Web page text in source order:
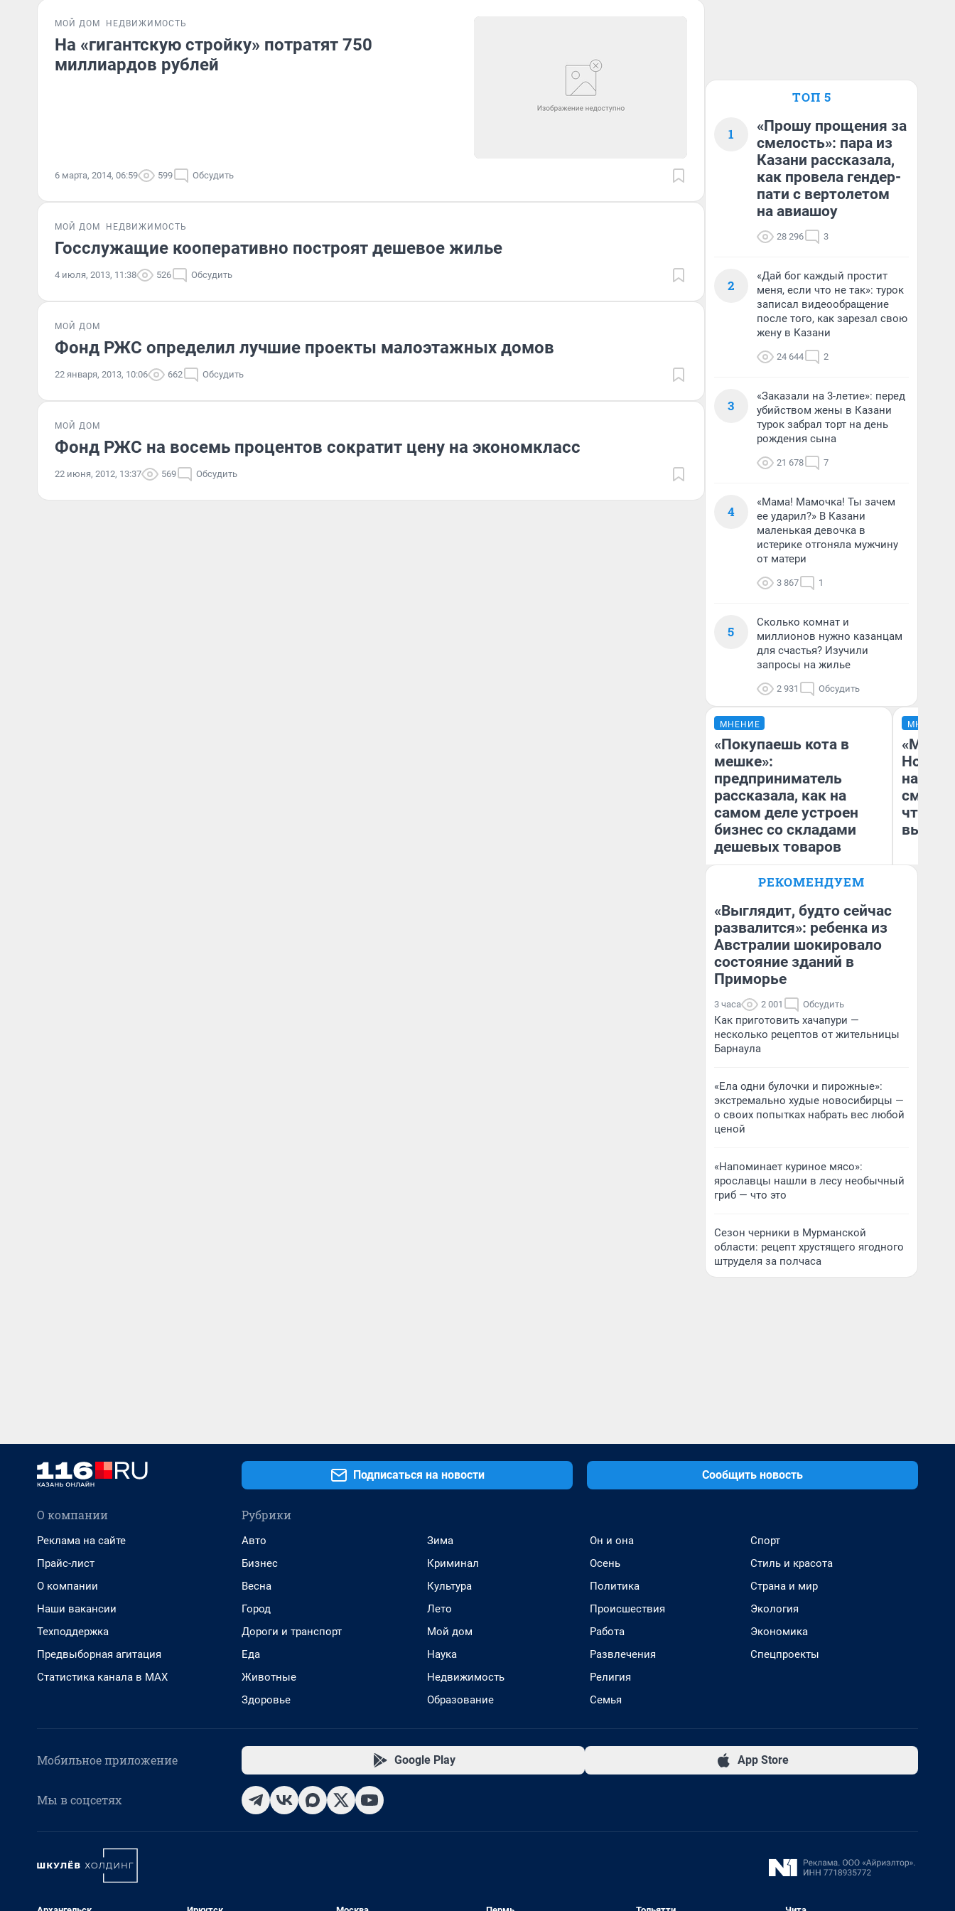
МОЙ ДОМ НЕДВИЖИМОСТЬ
На «гигантскую стройку» потратят 750
миллиардов рублей
6 марта, 2014, 06:59 599 Обсудить
МОЙ ДОМ НЕДВИЖИМОСТЬ
Госслужащие кооперативно построят дешевое жилье
4 июля, 2013, 11:38 526 Обсудить
МОЙ ДОМ
Фонд РЖС определил лучшие проекты малоэтажных домов
22 января, 2013, 10:06 662 Обсудить
МОЙ ДОМ
Фонд РЖС на восемь процентов сократит цену на экономкласс
22 июня, 2012, 13:37 569 Обсудить
ТОП 5
1
«Прошу прощения за
смелость»: пара из
Казани рассказала,
как провела гендер-
пати с вертолетом
на авиашоу
28 296 3
2
«Дай бог каждый простит
меня, если что не так»: турок
записал видеообращение
после того, как зарезал свою
жену в Казани
24 644 2
3
«Заказали на 3-летие»: перед
убийством жены в Казани
турок забрал торт на день
рождения сына
21 678 7
4
«Мама! Мамочка! Ты зачем
ее ударил?» В Казани
маленькая девочка в
истерике отгоняла мужчину
от матери
3 867 1
5
Сколько комнат и
миллионов нужно казанцам
для счастья? Изучили
запросы на жилье
2 931 Обсудить
МНЕНИЕ
«Покупаешь кота в
мешке»:
предприниматель
рассказала, как на
самом деле устроен
бизнес со складами
дешевых товаров
Наталья Шорохова
деньги соцразвития
МНЕНИЕ
«Мы
чтобы
РЕКОМЕНДУЕМ
«Выглядит, будто сейчас
развалится»: ребенка из
Австралии шокировало
состояние зданий в
Приморье
3 часа 2 001 Обсудить
Как приготовить хачапури —
несколько рецептов от жительницы
Барнаула
«Ела одни булочки и пирожные»:
экстремально худые новосибирцы —
о своих попытках набрать вес любой
ценой
«Напоминает куриное мясо»:
ярославцы нашли в лесу необычный
гриб — что это
Сезон черники в Мурманской
области: рецепт хрустящего ягодного
штруделя за полчаса
Подписаться на новости Сообщить новость
О компании
Реклама на сайте
Прайс-лист
О компании
Наши вакансии
Техподдержка
Предвыборная агитация
Статистика канала в MAX
Рубрики
Авто
Бизнес
Весна
Город
Дороги и транспорт
Еда
Животные
Здоровье
Зима
Криминал
Культура
Лето
Мой дом
Наука
Недвижимость
Образование
Он и она
Осень
Политика
Происшествия
Работа
Развлечения
Религия
Семья
Спорт
Стиль и красота
Страна и мир
Экология
Экономика
Спецпроекты
Мобильное приложение Google Play App Store
Мы в соцсетях